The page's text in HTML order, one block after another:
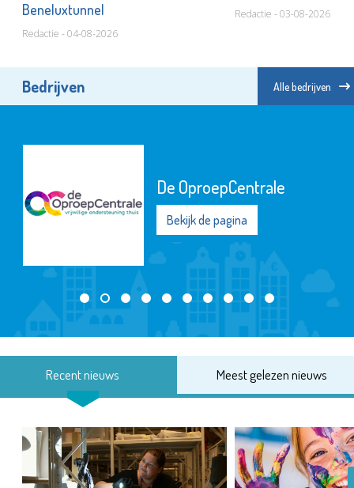
Beneluxtunnel
Redactie - 04-08-2026
Redactie - 03-08-2026
Bedrijven Alle bedrijven
De OproepCentrale
Bekijk de pagina
Recent nieuws Meest gelezen nieuws